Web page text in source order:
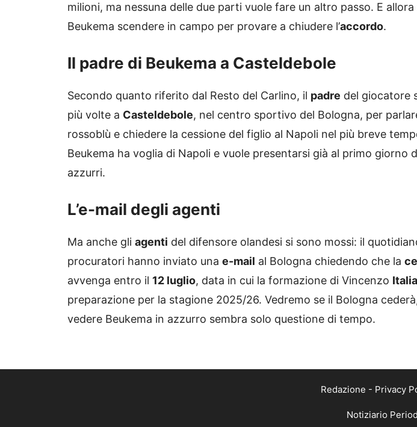
milioni, ma nessuna delle due parti vuole fare un altro passo. E
Beukema scendere in campo per provare a chiudere l’accordo.
Il padre di Beukema a Casteldebole
Secondo quanto riferito dal Resto del Carlino, il padre del giocatore
più volte a Casteldebole, nel centro sportivo del Bologna, per
rossoblù e chiedere la cessione del figlio al Napoli nel più breve
Beukema ha voglia di Napoli e vuole presentarsi già al primo giorno
azzurri.
L’e-mail degli agenti
Ma anche gli agenti del difensore olandesi si sono mossi: il
procuratori hanno inviato una e-mail al Bologna chiedendo che la
avvenga entro il 12 luglio, data in cui la formazione di Vincenzo
preparazione per la stagione 2025/26. Vedremo se il Bologna
vedere Beukema in azzurro sembra solo questione di tempo.
Redazione - Privacy
Notiziario